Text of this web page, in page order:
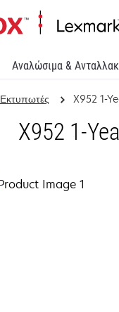
Αναλώσιμα &
Εκτυπωτές X952 1-
X952 1-